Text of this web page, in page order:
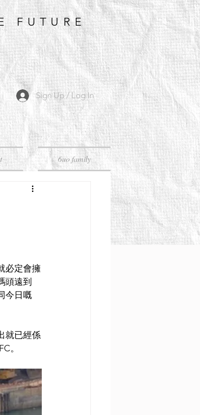
FUTURE
Sign Up / Log In
6uo family
必定會擁
頭遠到
今日嘅
就已經係
。